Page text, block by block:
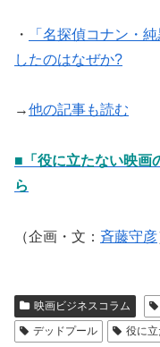
・
「名探偵コナン・
したのはなぜか?
→他の記事も読む
■「役に立たない映画
ら
（企画・文： 斉藤守彦
映画ビジネスコラム
デッドプール
役に